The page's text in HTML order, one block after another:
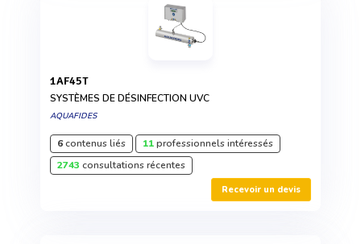
1AF45T
SYSTÈMES DE DÉSINFECTION UVC
AQUAFIDES
6contenus liés 11professionnels intéressés
2743 consultations récentes
Recevoir un devis